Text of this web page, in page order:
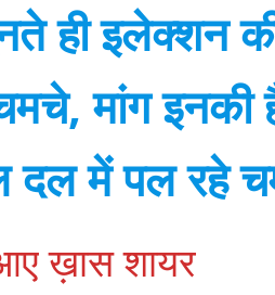
ही इलेक्शन
मांग
में पल रहे
ख़ास शायर